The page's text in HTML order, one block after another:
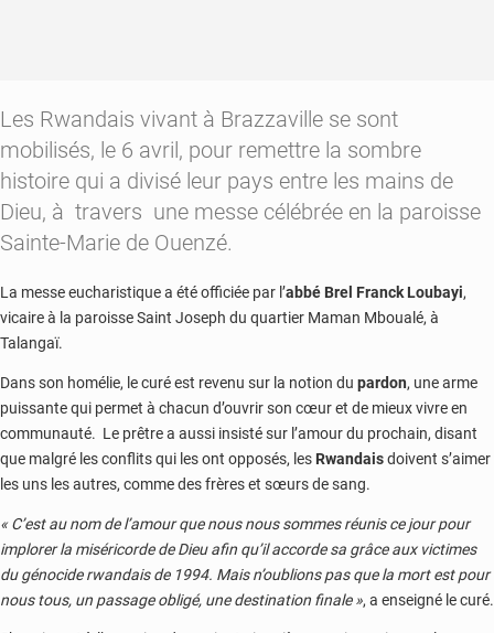
Les Rwandais vivant à Brazzaville se sont
mobilisés, le 6 avril, pour remettre la sombre
histoire qui a divisé leur pays entre les mains de
Dieu, à travers une messe célébrée en la paroisse
Sainte-Marie de Ouenzé.
La messe eucharistique a été officiée par l’abbé Brel Franck Loubayi,
vicaire à la paroisse Saint Joseph du quartier Maman Mboualé, à
Talangaï.
Dans son homélie, le curé est revenu sur la notion du pardon, une arme
puissante qui permet à chacun d’ouvrir son cœur et de mieux vivre en
communauté. Le prêtre a aussi insisté sur l’amour du prochain, disant
que malgré les conflits qui les ont opposés, les Rwandaisdoivent s’aimer
les uns les autres, comme des frères et sœurs de sang.
« C’est au nom de l’amour que nous nous sommes réunis ce jour pour
implorer la miséricorde de Dieu afin qu’il accorde sa grâce aux victimes
du génocide rwandais de 1994. Mais n’oublions pas que la mort est pour
nous tous, un passage obligé, une destination finale », a enseigné le curé.